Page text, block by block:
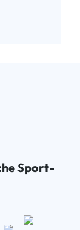
Sport-